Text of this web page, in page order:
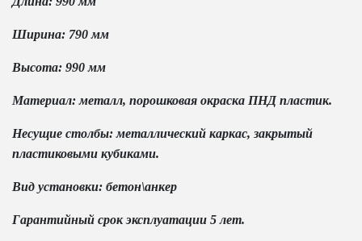
Ширина: 790 мм
Высота: 990 мм
Материал: металл, порошковая окраска ПНД пластик.
Несущие столбы: металлический каркас, закрытый
пластиковыми кубиками.
Вид установки: бетон\анкер
Гарантийный срок эксплуатации 5 лет.